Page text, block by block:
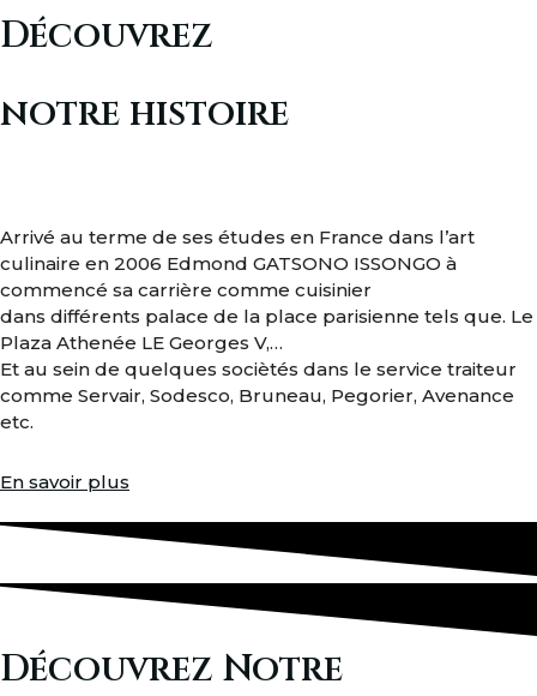
Découvrez
notre histoire
Arrivé au terme de ses études en France dans l’art
culinaire en 2006 Edmond GATSONO ISSONGO à
commencé sa carrière comme cuisinier
dans différents palace de la place parisienne tels que. Le
Plaza Athenée LE Georges V,…
Et au sein de quelques sociètés dans le service traiteur
comme Servair, Sodesco, Bruneau, Pegorier, Avenance
etc.
En savoir plus
Découvrez Notre